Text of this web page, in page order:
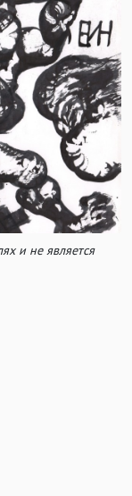
и не является